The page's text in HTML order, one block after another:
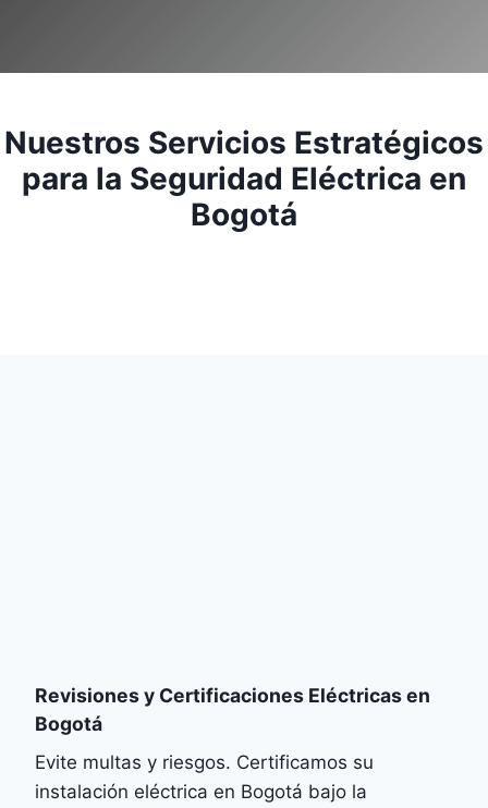
Nuestros Servicios Estratégicos
para la Seguridad Eléctrica en
Bogotá
Revisiones y Certificaciones Eléctricas en
Bogotá
Evite multas y riesgos. Certificamos su
instalación eléctrica en Bogotá bajo la